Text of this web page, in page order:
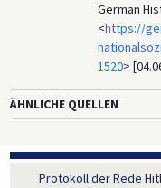
German
<https://
1520>
ÄHNLICHE QUELLEN
Protokoll der Rede